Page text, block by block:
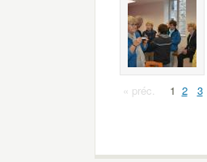
« préc. 1 2 3